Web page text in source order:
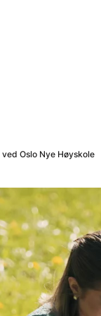
Oslo Nye Høyskole